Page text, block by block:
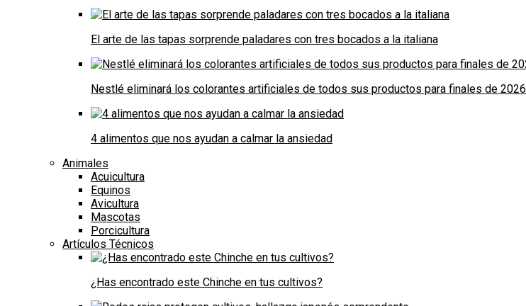
El arte de las tapas sorprende paladares con tres bocados a la italiana
Nestlé eliminará los colorantes artificiales de todos sus productos para finales de 2026
4 alimentos que nos ayudan a calmar la ansiedad
Animales
Acuicultura
Equinos
Avicultura
Mascotas
Porcicultura
Artículos Técnicos
¿Has encontrado este Chinche en tus cultivos?